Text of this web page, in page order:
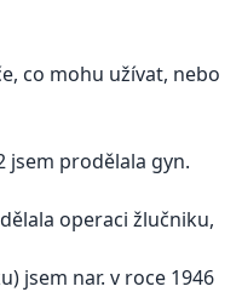
co mohu užívat, nebo
jsem prodělala gyn.
operaci žlučniku,
jsem nar. v roce 1946